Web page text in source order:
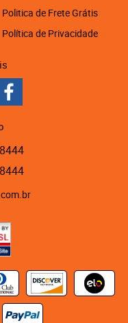
Politica de Frete Grátis
Política de Privacidade